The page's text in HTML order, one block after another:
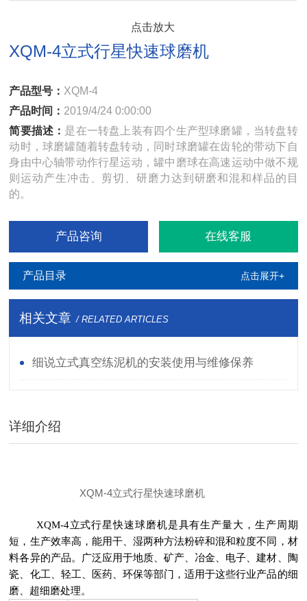
点击放大
XQM-4立式行星快速球磨机
产品型号： XQM-4
产品时间： 2019/4/24 0:00:00
简要描述： 是在一转盘上装有四个生产型球磨罐，当转盘转
动时，球磨罐随着转盘转动，同时球磨罐在齿轮的带动下自
身由中心轴带动作行星运动，罐中磨球在高速运动中做不规
则运动产生冲击、剪切、研磨力达到研磨和混和样品的目
的。
产品咨询 在线客服
产品目录 点击展开+
相关文章 / RELATED ARTICLES
细说立式真空练泥机的安装使用与维修保养
详细介绍
XQM-4立式行星快速球磨机
XQM-4立式行星快速球磨机是具有生产量大，生产周期
短，生产效率高，能用干、湿两种方法粉碎和混和粒度不同，材
料各异的产品。广泛应用于地质、矿产、冶金、电子、建材、陶
瓷、化工、轻工、医药、环保等部门，适用于这些行业产品的细
磨、超细磨处理。